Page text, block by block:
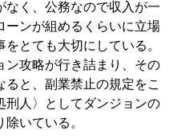
なく、公務なので収入が一
ーンが組めるくらいに立場
とても大切にしている。
ン攻略が行き詰まり、その
と、副業禁止の規定をこ
刑人〉としてダンジョンの
いている。